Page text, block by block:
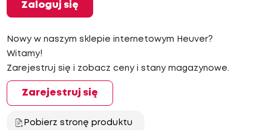
Zaloguj się
Nowy w naszym sklepie internetowym Heuver?
Witamy!
Zarejestruj się i zobacz ceny i stany magazynowe.
Zarejestruj się
Pobierz stronę produktu